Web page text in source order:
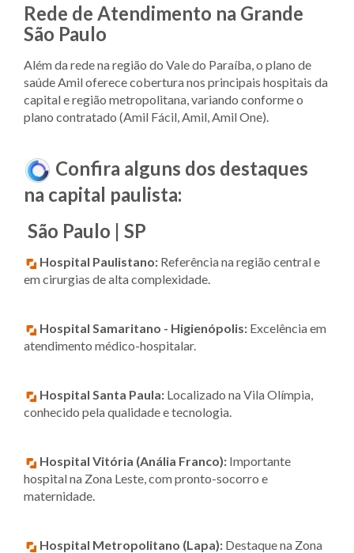
Rede de Atendimento na Grande
São Paulo
Além da rede na região do Vale do Paraíba, o plano de
saúde Amil oferece cobertura nos principais hospitais da
capital e região metropolitana, variando conforme o
plano contratado (Amil Fácil, Amil, Amil One).
Confira alguns dos destaques
na capital paulista:
São Paulo | SP
Hospital Paulistano: Referência na região central e
em cirurgias de alta complexidade.
Hospital Samaritano - Higienópolis: Excelência em
atendimento médico-hospitalar.
Hospital Santa Paula: Localizado na Vila Olímpia,
conhecido pela qualidade e tecnologia.
Hospital Vitória (Anália Franco): Importante
hospital na Zona Leste, com pronto-socorro e
maternidade.
Hospital Metropolitano (Lapa): Destaque na Zona